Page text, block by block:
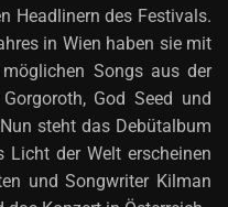
Headlinern des Festivals.
in Wien haben sie mit
Songs aus der
God Seed und
steht das Debütalbum
der Welt erscheinen
und Songwriter Kilman